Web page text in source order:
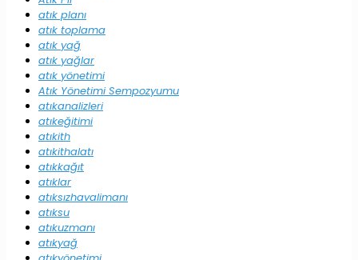
atık planı
atık toplama
atık yağ
atık yağlar
atık yönetimi
Atık Yönetimi Sempozyumu
atıkanalizleri
atıkeğitimi
atıkith
atıkithalatı
atıkkağıt
atıklar
atıksızhavalimanı
atıksu
atıkuzmanı
atıkyağ